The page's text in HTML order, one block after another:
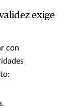
exige
con